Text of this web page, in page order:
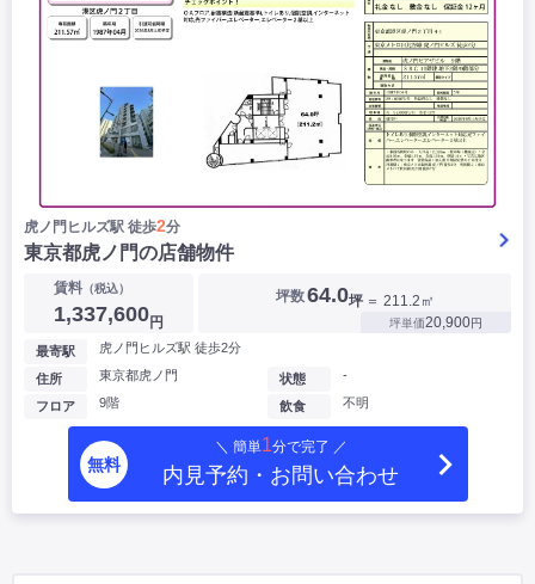
虎ノ門ヒルズ駅 徒歩2分
東京都虎ノ門の店舗物件
賃料 （税込）
1,337,600円
坪数64.0坪 ＝ 211.2㎡
坪単価20,900円
最寄駅 虎ノ門ヒルズ駅 徒歩2分
住所 東京都虎ノ門
フロア 9階
状態 -
飲食 不明
無料
＼ 簡単1分で完了 ／
内見予約・お問い合わせ